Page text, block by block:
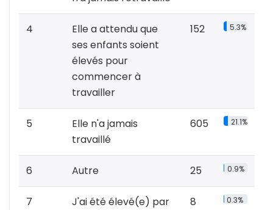
4
Elle a attendu que
ses enfants soient
élevés pour
commencer à
travailler
152 5.3%
5
Elle n'a jamais
travaillé
605 21.1%
6 Autre 25 0.9%
7
J'ai été élevé(e) par
8 0.3%